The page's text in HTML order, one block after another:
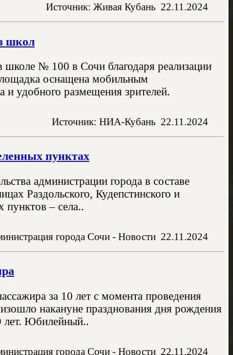
Источник: Живая Кубань 22.11.2024
школ
школе № 100 в Сочи благодаря реализации
оснащена мобильным
и удобного размещения зрителей.
Источник: НИА-Кубань 22.11.2024
пунктах
администрации города в составе
Раздольского, Кудепстинского и
пунктов – села..
города Сочи - Новости 22.11.2024
за 10 лет с момента проведения
накануне празднования дня рождения
лет. Юбилейный..
города Сочи - Новости 22.11.2024